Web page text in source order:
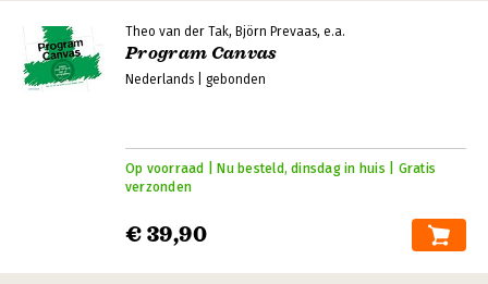
Theo van der Tak, Björn Prevaas, e.a.
Program Canvas
Nederlands | gebonden
Op voorraad | Nu besteld, dinsdag in huis | Gratis
verzonden
€ 39,90